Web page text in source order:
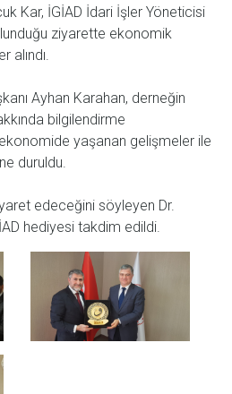
Kar, İGİAD İdari İşler Yöneticisi
ziyarette ekonomik
alındı.
Ayhan Karahan, derneğin
bilgilendirme
ekonomide yaşanan gelişmeler ile
duruldu.
edeceğini söyleyen Dr.
hediyesi takdim edildi.